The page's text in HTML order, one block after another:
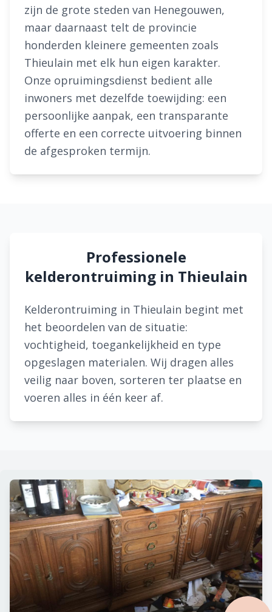
zijn de grote steden van Henegouwen,
maar daarnaast telt de provincie
honderden kleinere gemeenten zoals
Thieulain met elk hun eigen karakter.
Onze opruimingsdienst bedient alle
inwoners met dezelfde toewijding: een
persoonlijke aanpak, een transparante
offerte en een correcte uitvoering binnen
de afgesproken termijn.
Professionele
kelderontruiming in Thieulain
Kelderontruiming in Thieulain begint met
het beoordelen van de situatie:
vochtigheid, toegankelijkheid en type
opgeslagen materialen. Wij dragen alles
veilig naar boven, sorteren ter plaatse en
voeren alles in één keer af.